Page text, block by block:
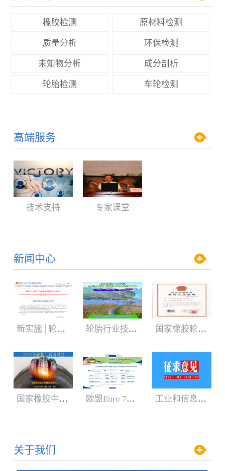
橡胶检测 原材料检测
质量分析 环保检测
未知物分析 成分剖析
轮胎检测 车轮检测
高端服务
技术支持 专家课堂
新闻中心
新实施│轮胎3C认证规则 轮胎行业技术盛会:2024年轮胎剖析研讨会（05.29-06.01） 国家橡胶轮胎质检中心获CNAS、CMA新证书
国家橡胶中心2023年轮胎剖析研讨会3月召开 欧盟Euro 7新法规增加汽车轮胎新内容 工业和信息化部：公开征求对《轿车轮胎》等8项强制性国家标准（征求意见稿）的意见
关于我们